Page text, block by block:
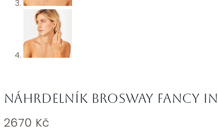
Náhrdelník Brosway Fancy
2670 Kč